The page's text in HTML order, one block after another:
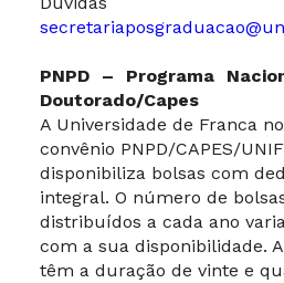
PNPD – Programa
Doutorado/Capes
A Universidade de Franca
convênio PNPD/CAPES/
disponibiliza bolsas com
integral. O número de
distribuídos a cada ano
com a sua disponibilidade.
têm a duração de vinte e